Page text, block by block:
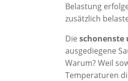
Belastung
zusätzlich
Die schonenste
ausgediegene
Warum? Weil
Temperaturen